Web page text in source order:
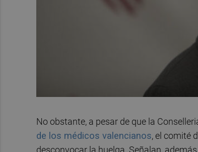
No obstante, a pesar de que la
de los médicos valencianos, el comité
desconvocar la huelga. Señalan,